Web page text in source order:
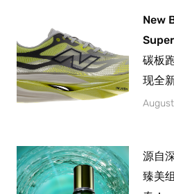
New
碳板
现全
源自
臻美